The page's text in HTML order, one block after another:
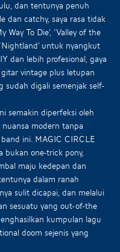
dan tentunya penuh
dan catchy, saya rasa tidak
Way To Die’, ‘Valley of the
untuk nyangkut
dan lebih profesional, gaya
vintage plus letupan
sudah digali semenjak self-
semakin diperfeksi oleh
modern tanpa
ini. MAGIC CIRCLE
bukan one-trick pony,
maju kedepan dan
dalam ranah
sulit dicapai, dan melalui
sesuatu yang out-of-the
kumpulan lagu
doom sejenis yang